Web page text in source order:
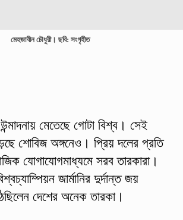
মেহজাবীন চৌধুরী। ছবি: সংগৃহীত
মেতেছে গোটা বিশ্ব। সেই
শোবিজ অঙ্গনেও। প্রিয় দলের প্রতি
যোগাযোগমাধ্যমে সরব তারকারা।
জার্মানির দুর্দান্ত জয়
দেশের অনেক তারকা।